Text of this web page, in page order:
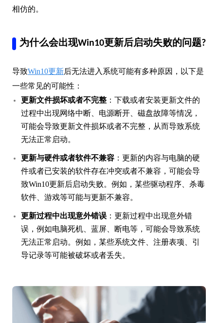
相仿的。
为什么会出现Win10更新后启动失败的问题?
导致Win10更新后无法进入系统可能有多种原因，以下是
一些常见的可能性：
更新文件损坏或者不完整 ：下载或者安装更新文件的
过程中出现网络中断、电源断开、磁盘故障等情况，
可能会导致更新文件损坏或者不完整，从而导致系统
无法正常启动。
更新与硬件或者软件不兼容 ：更新的内容与电脑的硬
件或者已安装的软件存在冲突或者不兼容，可能会导
致Win10更新后启动失败。例如，某些驱动程序、杀毒
软件、游戏等可能与更新不兼容。
更新过程中出现意外错误 ：更新过程中出现意外错
误，例如电脑死机、蓝屏、断电等，可能会导致系统
无法正常启动。例如，某些系统文件、注册表项、引
导记录等可能被破坏或者丢失。